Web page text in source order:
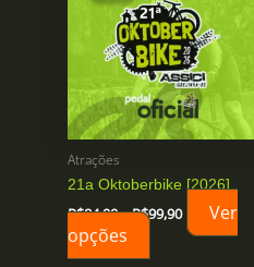
Atrações
21a Oktoberbike [2026]
R$84,90–R$99,90Faixa
de
Ver
opções
produto